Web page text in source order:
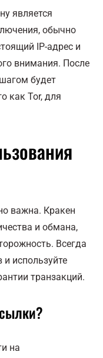
является
обычно
IP-адрес и
внимания. После
будет
как Tor, для
важна. Кракен
и обмана,
Всегда
используйте
транзакций.
на